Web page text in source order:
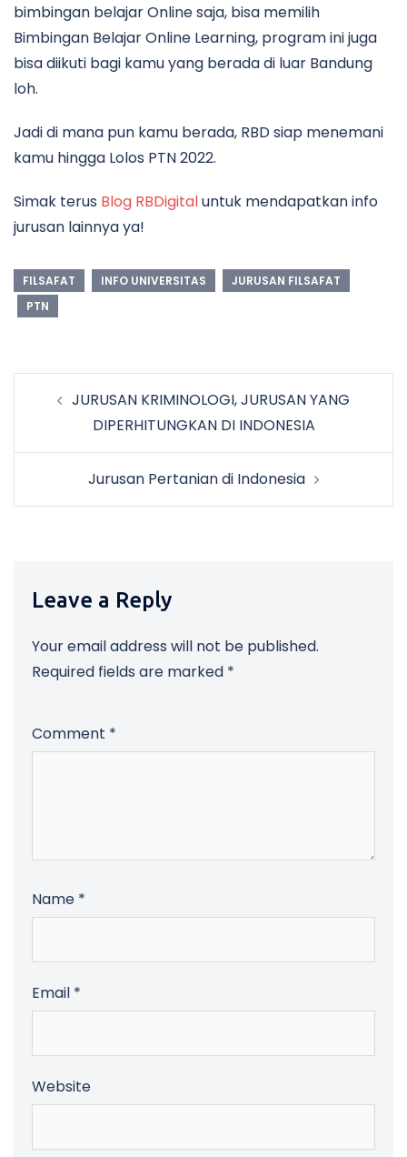
bimbingan belajar Online saja, bisa memilih
Bimbingan Belajar Online Learning, program ini juga
bisa diikuti bagi kamu yang berada di luar Bandung
loh.
Jadi di mana pun kamu berada, RBD siap menemani
kamu hingga Lolos PTN 2022.
Simak terus Blog RBDigitaluntuk mendapatkan info
jurusan lainnya ya!
FILSAFAT INFO UNIVERSITAS
JURUSAN FILSAFAT
PTN
navigation
JURUSAN KRIMINOLOGI, JURUSAN YANG
DIPERHITUNGKAN DI INDONESIA
Jurusan Pertanian di Indonesia
Leave a Reply
Your email address will not be published.
Required fields are marked *
Comment *
Name *
Email *
Website